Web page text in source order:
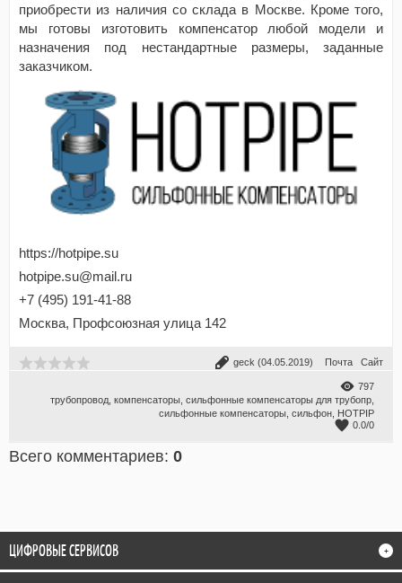
приобрести из наличия со склада в Москве. Кроме того,
мы готовы изготовить компенсатор любой модели и
назначения под нестандартные размеры, заданные
заказчиком.
https://hotpipe.su
hotpipe.su@mail.ru
+7 (495) 191-41-88
Москва, Профсоюзная улица 142
geck (04.05.2019) Почта Сайт
797
трубопровод компенсаторы сильфонные компенсаторы для трубопр
сильфонные компенсаторы сильфон
HOTPIP
0.0/0
Всего комментариев: 0
ЦИФРОВЫЕ СЕРВИСОВ +